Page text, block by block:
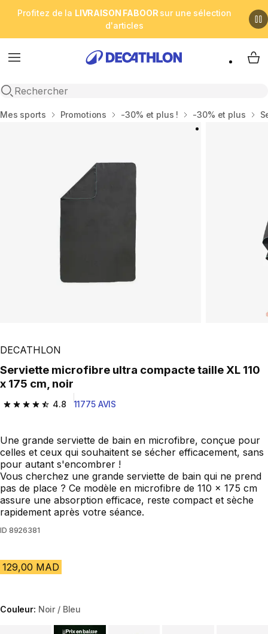
Profitez de la LIVRAISON FABOOR sur une sélection
d'articles
Menu
Open search
My
Accueil
Mes sports Promotions -30% et plus ! -30% et plus
DECATHLON
Serviette microfibre ultra compacte taille XL 110
x 175 cm, noir
4.8
4.8 out of 5 stars from 11775 reviews
11775 AVIS
Une grande serviette de bain en microfibre, conçue pour
celles et ceux qui souhaitent se sécher efficacement, sans
pour autant s'encombrer !
Vous cherchez une grande serviette de bain qui ne prend
pas de place ? Ce modèle en microfibre de 110 x 175 cm
assure une absorption efficace, reste compact et sèche
rapidement après votre séance.
ID 8926381
129,00 MAD
Couleur: Noir / Bleu
Choose a variant